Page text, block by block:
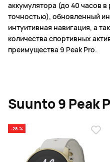
аккумулятора (до 40 часов
точностью), обновленный
интуитивная навигация, а
количества спортивных
преимущества 9 Peak Pro.
Suunto 9 Peak
-28 %